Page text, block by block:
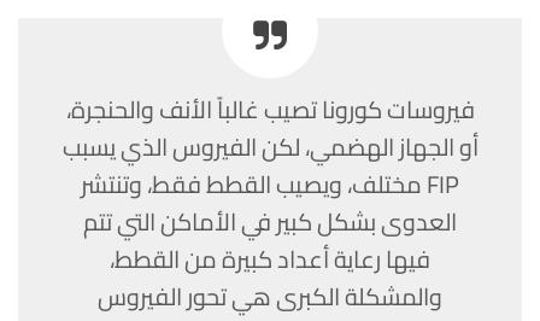
فيروسات كورونا تصيب غالباً الأنف والحنجرة،
أو الجهاز الهضمي، لكن الفيروس الذي يسبب
FIP مختلف، ويصيب القطط فقط، وتنتشر
العدوى بشكل كبير في الأماكن التي تتم
فيها رعاية أعداد كبيرة من القطط،
والمشكلة الكبرى هي تحور الفيروس